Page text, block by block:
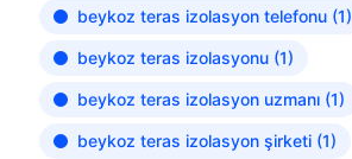
beykoz teras izolasyon telefonu(1)
beykoz teras izolasyonu(1)
beykoz teras izolasyon uzmanı(1)
beykoz teras izolasyon şirketi(1)